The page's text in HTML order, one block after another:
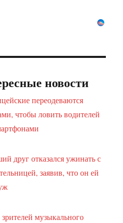
новости
переодеваются
чтобы ловить водителей
друг отказался ужинать с
заявив, что он ей
музыкального